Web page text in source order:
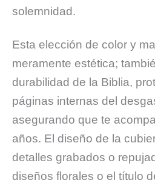
solemnidad.
Esta elección de color y
meramente estética;
durabilidad de la Biblia,
páginas internas del
asegurando que te
años. El diseño de la
detalles grabados o
diseños florales o el título